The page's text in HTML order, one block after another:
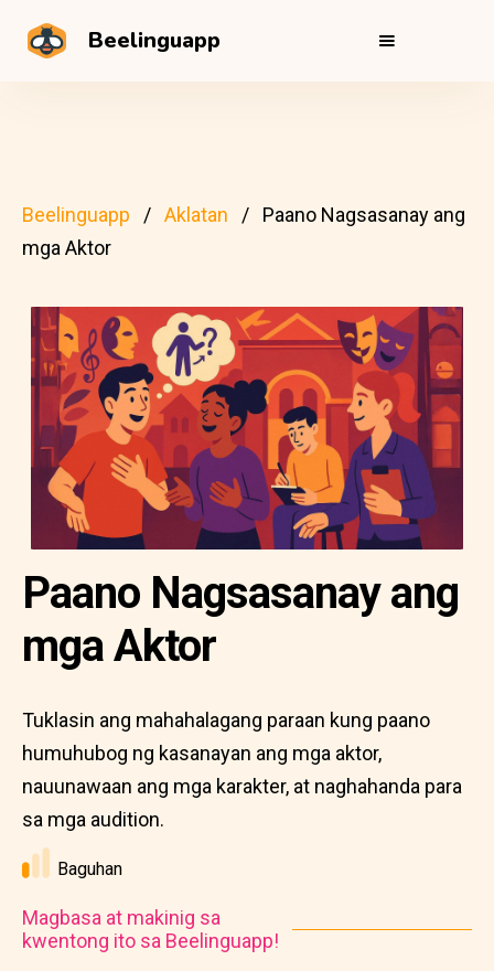
Beelinguapp
Beelinguapp Aklatan
Paano Nagsasanay ang
mga Aktor
Paano Nagsasanay ang
mga Aktor
Tuklasin ang mahahalagang paraan kung paano
humuhubog ng kasanayan ang mga aktor,
nauunawaan ang mga karakter, at naghahanda para
sa mga audition.
Baguhan
Magbasa at makinig sa
kwentong ito sa Beelinguapp!